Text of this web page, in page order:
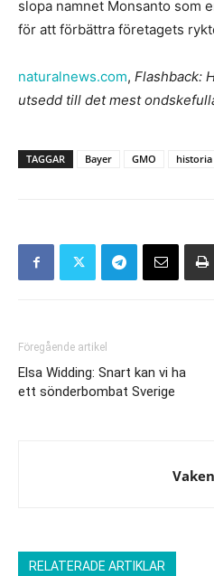
slopa namnet Monsanto som
för att förbättra företagets
naturalnews.com, Flashback:
utsedd till det mest
TAGGAR Bayer GMO historia
Föregående artikel
Elsa Widding: Snart kan vi ha
ett sönderbombat Sverige
RELATERADE ARTIKLAR